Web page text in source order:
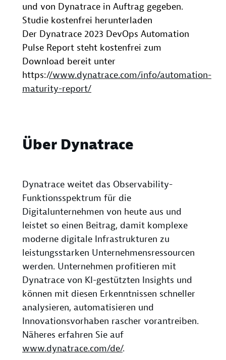
und von Dynatrace in Auftrag gegeben.
Studie kostenfrei herunterladen
Der Dynatrace 2023 DevOps Automation
Pulse Report steht kostenfrei zum
Download bereit unter
https://www.dynatrace.com/info/automation-
maturity-report/
Über Dynatrace
Dynatrace weitet das Observability-
Funktionsspektrum für die
Digitalunternehmen von heute aus und
leistet so einen Beitrag, damit komplexe
moderne digitale Infrastrukturen zu
leistungsstarken Unternehmensressourcen
werden. Unternehmen profitieren mit
Dynatrace von KI-gestützten Insights und
können mit diesen Erkenntnissen schneller
analysieren, automatisieren und
Innovationsvorhaben rascher vorantreiben.
Näheres erfahren Sie auf
www.dynatrace.com/de/.